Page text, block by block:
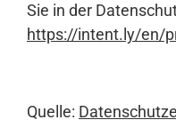
Sie in der
https://intent.ly/en/
Quelle: